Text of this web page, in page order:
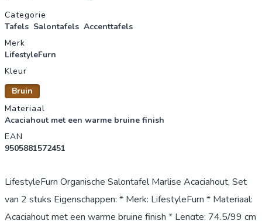
Productgegevens
Categorie
Tafels Salontafels Accenttafels
Merk
LifestyleFurn
Kleur
Bruin
Materiaal
Acaciahout met een warme bruine finish
EAN
9505881572451
LifestyleFurn Organische Salontafel Marlise Acaciahout, Set
van 2 stuks Eigenschappen: * Merk: LifestyleFurn * Materiaal:
Acaciahout met een warme bruine finish * Lengte: 74.5/99 cm